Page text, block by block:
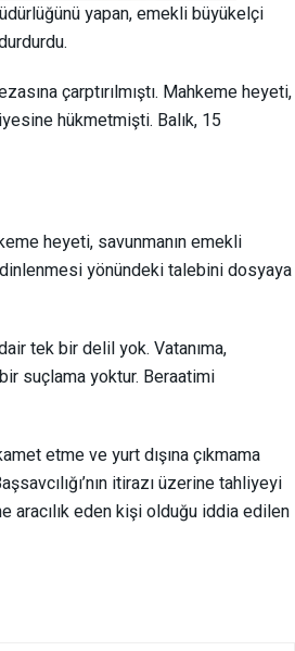
yapan, emekli büyükelçi
çarptırılmıştı. Mahkeme heyeti,
hükmetmişti. Balık, 15
heyeti, savunmanın emekli
dinlenmesi yönündeki talebini dosyaya
tek bir delil yok. Vatanıma,
suçlama yoktur. Beraatimi
etme ve yurt dışına çıkmama
itirazı üzerine tahliyeyi
aracılık eden kişi olduğu iddia edilen